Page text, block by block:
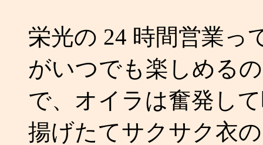
栄光の 24 時間営業っ
がいつでも楽しめる
で、オイラは奮発し
揚げたてサクサク衣